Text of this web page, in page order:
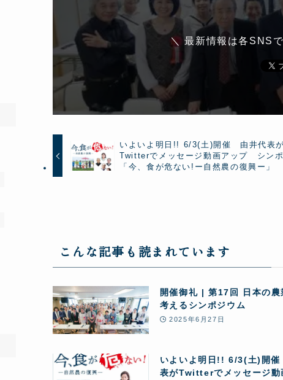
＼ 最新情報は各SNS
いよいよ明日!! 6/3(土)開催 由井代表が
Twitterでメッセージ動画アップ シン
「今、食が危ない!ー自然農の復興ー」
こんな記事も読まれています
開催御礼 | 第17回 日本の農
考えるシンポジウム
2025年6月27日
いよいよ明日!! 6/3(土)開
表がTwitterでメッセージ動